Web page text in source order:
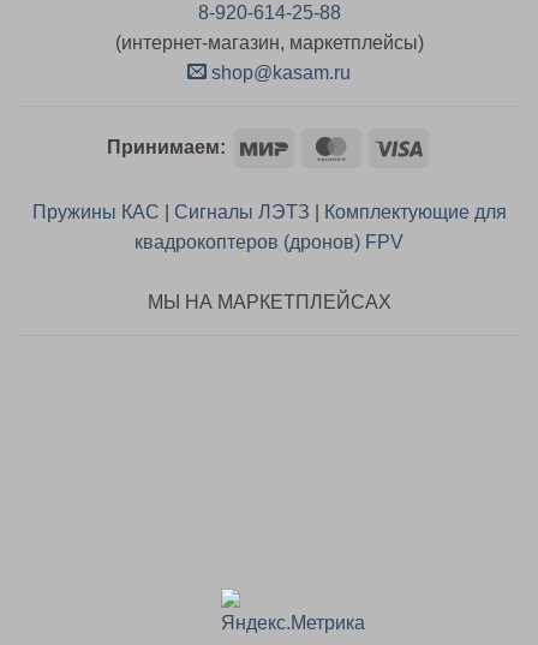
8-920-614-25-88
(интернет-магазин, маркетплейсы)
shop@kasam.ru
Принимаем: Mir MasterCard
Visa
Пружины КАС Сигналы ЛЭТЗ
Комплектующие для
квадрокоптеров (дронов) FPV
МЫ НА МАРКЕТПЛЕЙСАХ